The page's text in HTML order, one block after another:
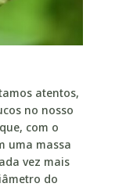
atentos,
no nosso
com o
uma massa
vez mais
do